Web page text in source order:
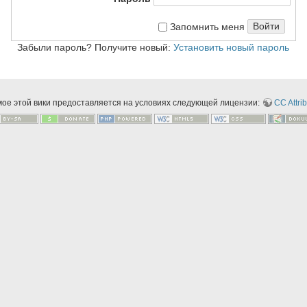
Запомнить меня
Войти
Забыли пароль? Получите новый:Установить новый пароль
этой вики предоставляется на условиях следующей лицензии: CC